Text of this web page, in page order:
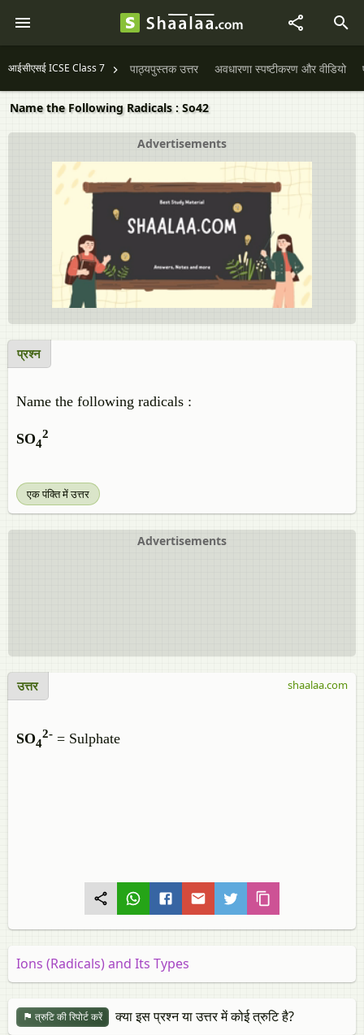
आईसीएसई ICSE Class 7 पाठ्यपुस्तक उत्तर अवधारणा स्पष्टीकरण और वीडियो
Name the Following Radicals : So42
Advertisements
प्रश्न
Name the following radicals :
SO4
2
एक पंक्ति में उत्तर
Advertisements
उत्तर
SO4
2- = Sulphate
shaalaa.com
Ions (Radicals) and Its Types
त्रुटि की रिपोर्ट करें क्या इस प्रश्न या उत्तर में कोई त्रुटि है?